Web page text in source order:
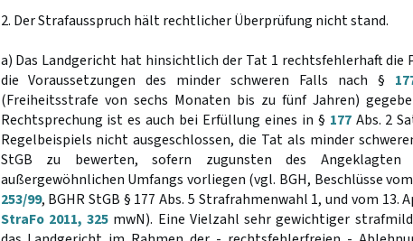
2. Der Strafausspruch hält rechtlicher Überprüfung nicht stand.
a) Das Landgericht hat hinsichtlich der Tat 1 rechtsfehlerhaft die
die Voraussetzungen des minder schweren Falls nach §
(Freiheitsstrafe von sechs Monaten bis zu fünf Jahren)
Rechtsprechung ist es auch bei Erfüllung eines in § 177Abs. 2
Regelbeispiels nicht ausgeschlossen, die Tat als minder
StGB zu bewerten, sofern zugunsten des Angeklagten
außergewöhnlichen Umfangs vorliegen (vgl. BGH, Beschlüsse
253/99, BGHR StGB § 177 Abs. 5 Strafrahmenwahl 1, und vom 13.
StraFo 2011, 325 mwN). Eine Vielzahl sehr gewichtiger